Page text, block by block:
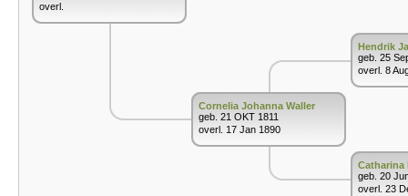
overl.
Cornelia Johanna Waller
geb. 21 OKT 1811
overl. 17 Jan 1890
Hendrik
geb. 25
overl. 8
Catharina
geb. 20
overl. 23